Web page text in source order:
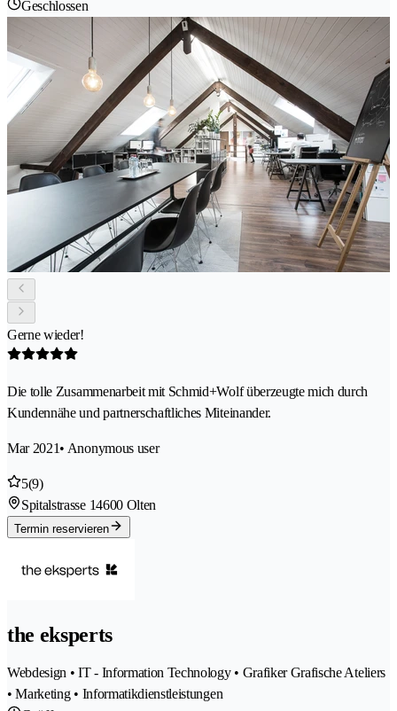
Geschlossen
Gerne wieder!
Die tolle Zusammenarbeit mit Schmid+Wolf überzeugte mich durch
Kundennähe und partnerschaftliches Miteinander.
Mar 2021• Anonymous user
5(9)
Spitalstrasse 14600 Olten
Termin reservieren
the eksperts
Webdesign • IT - Information Technology • Grafiker Grafische Ateliers
• Marketing • Informatikdienstleistungen